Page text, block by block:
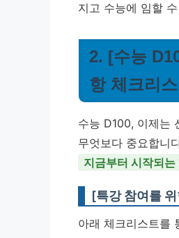
지고 수능에 임할
2. [수능
항 체크리
수능 D100, 이제는
무엇보다 중요합니
지금부터 시작되
[특강 참여를
아래 체크리스트를